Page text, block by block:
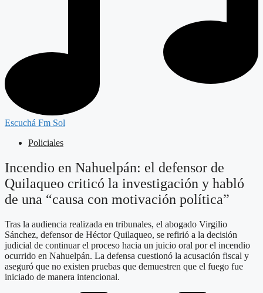
Escuchá Fm Sol
Policiales
Incendio en Nahuelpán: el defensor de
Quilaqueo criticó la investigación y habló
de una “causa con motivación política”
Tras la audiencia realizada en tribunales, el abogado Virgilio
Sánchez, defensor de Héctor Quilaqueo, se refirió a la decisión
judicial de continuar el proceso hacia un juicio oral por el incendio
ocurrido en Nahuelpán. La defensa cuestionó la acusación fiscal y
aseguró que no existen pruebas que demuestren que el fuego fue
iniciado de manera intencional.